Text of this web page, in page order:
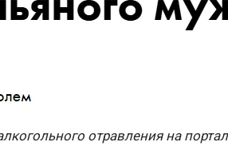
отравления на